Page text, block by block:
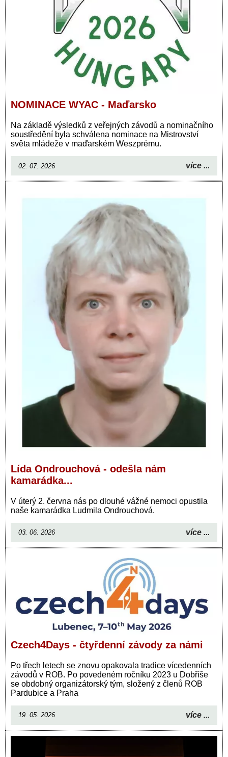
NOMINACE WYAC - Maďarsko
Na základě výsledků z veřejných závodů a nominačního
soustředění byla schválena nominace na Mistrovství
světa mládeže v maďarském Weszprému.
02. 07. 2026 více ...
Lída Ondrouchová - odešla nám
kamarádka...
V úterý 2. června nás po dlouhé vážné nemoci opustila
naše kamarádka Ludmila Ondrouchová.
03. 06. 2026 více ...
Czech4Days - čtyřdenní závody za námi
Po třech letech se znovu opakovala tradice vícedenních
závodů v ROB. Po povedeném ročníku 2023 u Dobříše
se obdobný organizátorský tým, složený z členů ROB
Pardubice a Praha
19. 05. 2026 více ...